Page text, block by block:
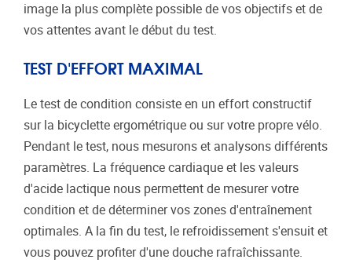
image la plus complète possible de vos objectifs et de
vos attentes avant le début du test.
TEST D'EFFORT MAXIMAL
Le test de condition consiste en un effort constructif
sur la bicyclette ergométrique ou sur votre propre vélo.
Pendant le test, nous mesurons et analysons différents
paramètres. La fréquence cardiaque et les valeurs
d'acide lactique nous permettent de mesurer votre
condition et de déterminer vos zones d'entraînement
optimales. A la fin du test, le refroidissement s'ensuit et
vous pouvez profiter d'une douche rafraîchissante.